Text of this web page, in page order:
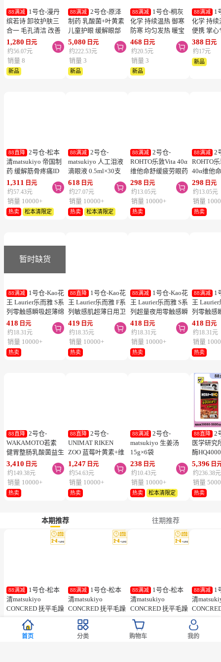
88满减
1号仓-漫丹
缤若诗 卸妆护肤三
合一 毛孔清洁 改善
暗沉 免洗卸妆水
400ml
1,280 日元
约56.07元

销量 8
新品
88满减
2号仓-原泽
制药 乳酸菌+叶黄素
儿童护眼 缓解眼部
疲劳 软胶囊 60粒
5,080 日元
约222.53元

销量 3
新品
88满减
1号仓-桐灰
化学 持续温热 御寒
防寒 均匀发热 暖宝
宝 10片 粘贴型
468 日元
约20.5元

销量 3
新品
88满减
1
化学 持续
便携 掌心
暖宝宝
型
388 日元
约17元
新品
88直降 2号仓-松本
清matsukiyo 帝国制
药 缓解筋骨疼痛ID
温感贴 14cm×10cm
28片【第2类医药
品】
1,311 日元
约57.43元

销量 10000+
热卖 松本清限定
88满减
2号仓-
matsukiyo 人工泪液
滴眼液 0.5ml×30支
裸眼/隐形眼镜两用
【第3类医药品】
【寒冷地区勿拍，易
冻结】
618 日元
约27.07元

销量 10000+
热卖 松本清限定
88满减 2号仓-
ROHTO乐敦Vita 40α
维他命舒缓疲劳眼药
水 清凉度3
12ml【第3类医药
品】【寒冷地区勿
拍，易冻结】
298 日元
约13.05元

销量 10000+
热卖
88满减
2
ROHTO
40α维他
清凉眼药
12ml【第
品】【寒
拍，易冻
298 日元
约13.05元
销量
热卖
暂时缺货
88满减
1号仓-Kao花
王 Laurier乐而雅 S系
列零触感瞬吸超薄绵
柔日用卫生巾姨妈巾
25cm 19片
418 日元
约18.31元

销量 10000+
热卖
88直降
1号仓-Kao花
王 Laurier乐而雅 F系
列敏感肌超薄日用卫
生巾 有护翼 25cm17
片
419 日元
约18.35元

销量 10000+
热卖
88满减
1号仓-Kao花
王 Laurier乐而雅 S系
列超量夜用零触感瞬
吸超薄棉柔1mm护
翼卫生巾姨妈巾
35cm 13片
418 日元
约18.31元

销量 10000+
热卖
88满减
1
王
列零触感
柔日用卫
20.5cm
418 日元
约18.31元
销量
热卖
88直降 2号仓-
WAKAMOTO若素
健胃整肠乳酸菌益生
菌酵素丸 1000粒装
3,410 日元
约149.38元

销量 10000+
热卖
88直降
2号仓-
UNIMAT RIKEN
ZOO 蓝莓叶黄素+维
生素A咀嚼片保护青
少年视力缓解成人眼
疲劳 蓝莓味 150片
1,247 日元
约54.63元

销量 10000+
热卖
88满减 2号仓-
matsukiyo 生姜汤
15g×6袋
238 日元
约10.43元

销量 10000+
热卖 松本清限定
88直降
2
医学研究
酶
胶囊 促
降三高
5,396 日
约236.38元
销量
热卖
本期推荐 往期推荐
88满减
1号仓-松本
清matsukiyo
CONCRED 抚平毛躁
丝滑垂顺 氨基酸修
护 洗发水 400ml
日元
约82.36元
销量 18
88满减
1号仓-松本
清matsukiyo
CONCRED 抚平毛躁
丝滑垂顺 密集修护
护发素 400g
1,880日元
约82.36元
销量 12
88满减
1号仓-松本
清matsukiyo
CONCRED 抚平毛躁
丝滑垂顺 氨基酸修
护 洗发水 补充装
350ml
1,480
约64.83元
销量 11
88满减
1
清
丝滑垂顺
护发素 补
1,480
约64.83元
销量 5
首页 分类 购物车 我的